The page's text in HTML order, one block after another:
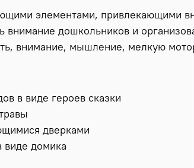
элементами, привлекающими
внимание дошкольников и
внимание, мышление, мелкую
в виде героев сказки
дверками
виде домика